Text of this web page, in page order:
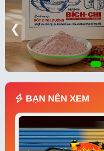
❮
BẠN NÊN XEM